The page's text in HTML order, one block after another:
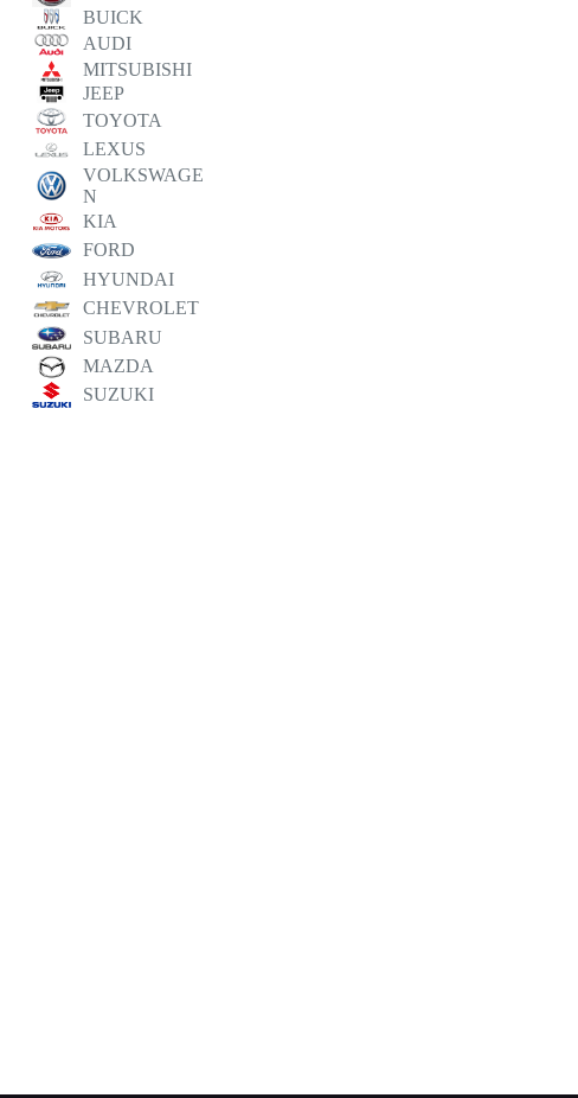
BUICK
AUDI
MITSUBISHI
JEEP
TOYOTA
LEXUS
VOLKSWAGE
N
KIA
FORD
HYUNDAI
CHEVROLET
SUBARU
MAZDA
SUZUKI